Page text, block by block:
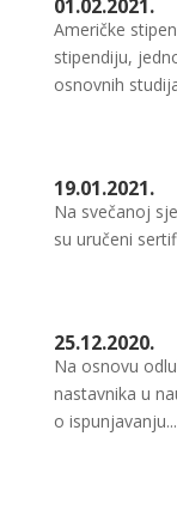
01.02.2021.
Američke
stipendiju,
osnovnih
19.01.2021.
Na svečanoj
su uručeni
25.12.2020.
Na osnovu
nastavnika u
o ispunjavanju...